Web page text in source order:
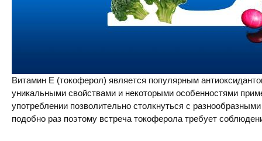
Витамин Е (токоферол) является популярным
уникальными свойствами и некоторыми особенностями
употреблении позволительно столкнуться с
подобно раз поэтому встреча токоферола требует